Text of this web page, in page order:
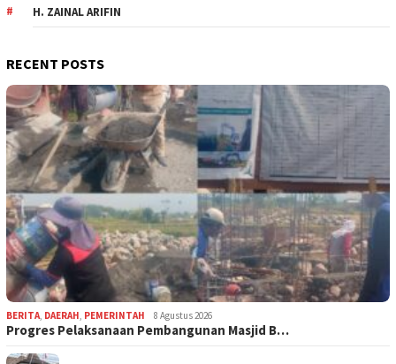
H. ZAINAL ARIFIN
RECENT POSTS
BERITA DAERAH PEMERINTAH 8 Agustus 2026
Progres Pelaksanaan Pembangunan Masjid B…